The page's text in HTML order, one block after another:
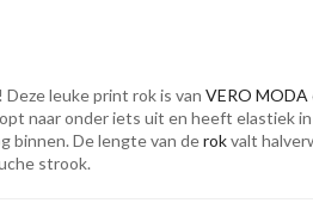
leuke print rok is vanVERO MODA
naar onder iets uit en heeft elastiek
binnen. De lengte van derokvalt
strook.